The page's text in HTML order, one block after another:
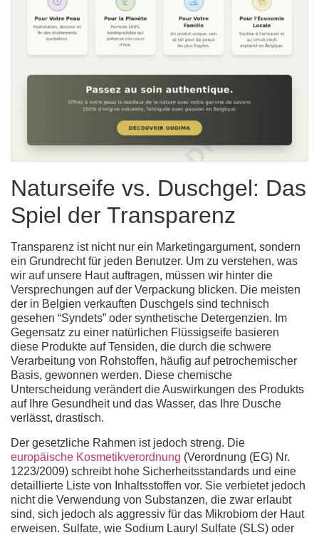
Naturseife vs. Duschgel: Das
Spiel der Transparenz
Transparenz ist nicht nur ein Marketingargument, sondern
ein Grundrecht für jeden Benutzer. Um zu verstehen, was
wir auf unsere Haut auftragen, müssen wir hinter die
Versprechungen auf der Verpackung blicken. Die meisten
der in Belgien verkauften Duschgels sind technisch
gesehen “Syndets” oder synthetische Detergenzien. Im
Gegensatz zu einer natürlichen Flüssigseife basieren
diese Produkte auf Tensiden, die durch die schwere
Verarbeitung von Rohstoffen, häufig auf petrochemischer
Basis, gewonnen werden. Diese chemische
Unterscheidung verändert die Auswirkungen des Produkts
auf Ihre Gesundheit und das Wasser, das Ihre Dusche
verlässt, drastisch.
Der gesetzliche Rahmen ist jedoch streng. Die
europäische Kosmetikverordnung (Verordnung (EG) Nr.
1223/2009) schreibt hohe Sicherheitsstandards und eine
detaillierte Liste von Inhaltsstoffen vor. Sie verbietet jedoch
nicht die Verwendung von Substanzen, die zwar erlaubt
sind, sich jedoch als aggressiv für das Mikrobiom der Haut
erweisen. Sulfate, wie Sodium Lauryl Sulfate (SLS) oder